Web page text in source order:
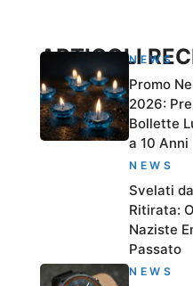
ARTICOLINEWS
Promo
2026:
Bollette
a 10 Anni
NEWS
Svelati
Ritirata:
Naziste
Passato
NEWS